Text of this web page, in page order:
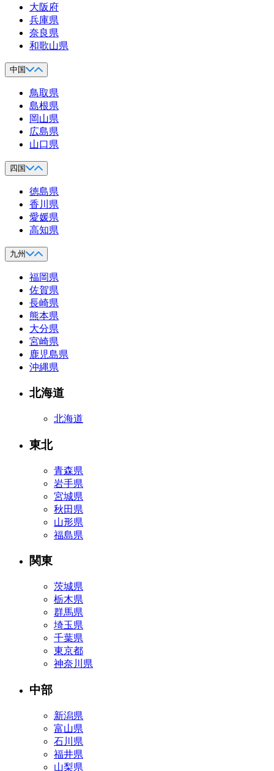
大阪府
兵庫県
奈良県
和歌山県
中国
鳥取県
島根県
岡山県
広島県
山口県
四国
徳島県
香川県
愛媛県
高知県
九州
福岡県
佐賀県
長崎県
熊本県
大分県
宮崎県
鹿児島県
沖縄県
北海道
北海道
東北
青森県
岩手県
宮城県
秋田県
山形県
福島県
関東
茨城県
栃木県
群馬県
埼玉県
千葉県
東京都
神奈川県
中部
新潟県
富山県
石川県
福井県
山梨県